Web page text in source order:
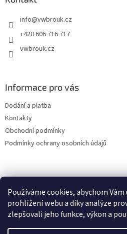
Používáme cookies, abychom
prohlížení webu a díky analýze
zlepšovali jeho funkce, výkon a
info@vwbrouk.cz
+420 606 716 717
vwbrouk.cz
Informace pro vás
Dodání a platba
Kontakty
Obchodní podmínky
Podmínky ochrany osobních údajů